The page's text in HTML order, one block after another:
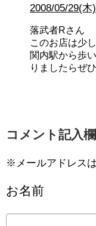
2008/05/29(木
落武者Rさん
このお店は少
関内駅から歩
りましたらぜ
コメント記入欄
※メールアドレス
お名前